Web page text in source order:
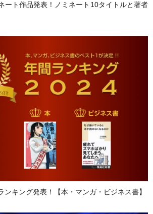
ート作品発表！ノミネート10タイトルと著者
ンキング発表！【本・マンガ・ビジネス書】